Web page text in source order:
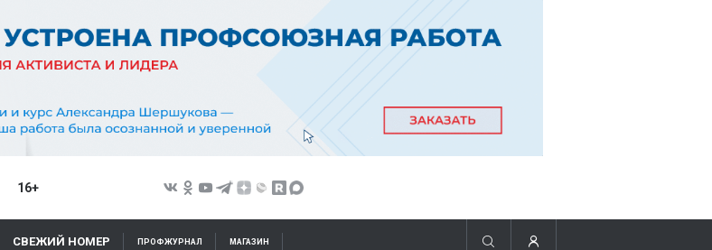
16+
СВЕЖИЙ НОМЕР ПРОФЖУРНАЛ МАГАЗИН